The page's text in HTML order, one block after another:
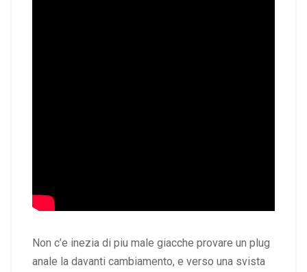
Non c’e inezia di piu male giacche provare un plug
anale la davanti cambiamento, e verso una svista